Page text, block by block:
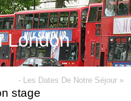
London
- Les Dates De Notre Séjour »
stage